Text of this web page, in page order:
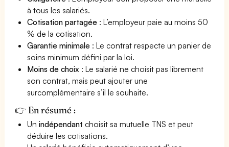
à tous les salariés.
Cotisation partagée : L’employeur paie au moins 50
% de la cotisation.
Garantie minimale : Le contrat respecte un panier de
soins minimum défini par la loi.
Moins de choix : Le salarié ne choisit pas librement
son contrat, mais peut ajouter une
surcomplémentaire s’il le souhaite.
👉 En résumé :
Unindépendant choisit sa mutuelle TNS et peut
déduire les cotisations.